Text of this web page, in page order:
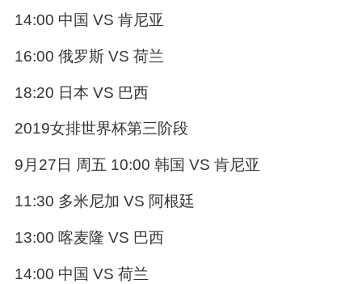
14:00 中国 VS 肯尼亚
16:00 俄罗斯 VS 荷兰
18:20 日本 VS 巴西
2019女排世界杯第三阶段
9月27日 周五 10:00 韩国 VS 肯尼亚
11:30 多米尼加 VS 阿根廷
13:00 喀麦隆 VS 巴西
14:00 中国 VS 荷兰